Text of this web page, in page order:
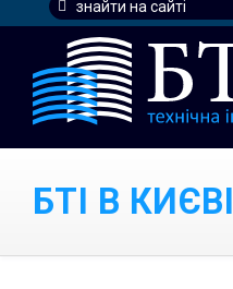
for:
БТІ В КИЄВІ